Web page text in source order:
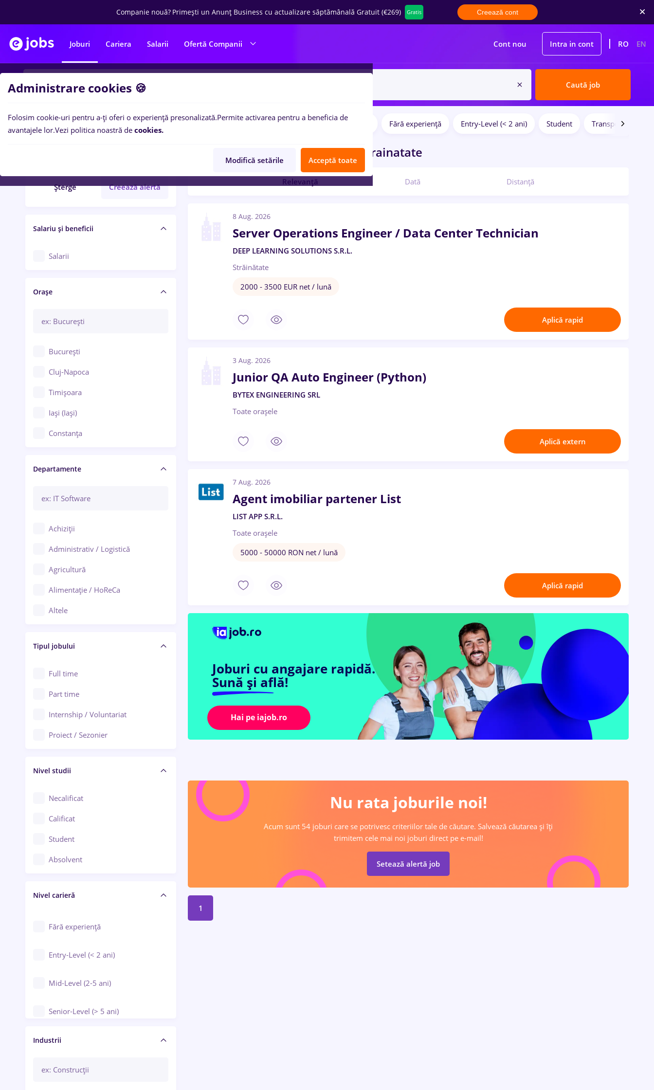
Companie nouă? Primești un Anunț Business cu actualizare săptămânală Gratuit (€269) Gratis Creează cont
Joburi Cariera Salarii Ofertă Companii Cont nou Intra in cont RO EN
Caută job
Filtre
Șterge Creează alertă
Salariu și beneficii
Salarii
Orașe
București
Cluj-Napoca
Timișoara
Iași (Iași)
Constanța
Brașov
Bacău
Galați (Galați)
Ploiești
Arad
Baia Mare
Bârlad
Bistrița (Bistrița-Năsăud)
Departamente
Achiziții
Administrativ / Logistică
Agricultură
Alimentație / HoReCa
Altele
Asigurări
Au pair / Babysitter / Curățenie
Audit / Consultanță
Auto / Echipamente
Automatizări
Cercetare - dezvoltare
Chimie / Biochimie
Confecții / Design vestimentar
Construcții / Instalații
Controlul calității
Educație / Training / Arte
Tipul jobului
Full time
Part time
Internship / Voluntariat
Proiect / Sezonier
Nivel studii
Necalificat
Calificat
Student
Absolvent
Nivel carieră
Fără experiență
Entry-Level (< 2 ani)
Mid-Level (2-5 ani)
Senior-Level (> 5 ani)
Manager / Executiv
Industrii
Fără experiență Entry-Level (< 2 ani) Student Transport /
power biinStrainatate
Relevanță Dată Distanță
8 Aug. 2026
Server Operations Engineer / Data Center Technician
DEEP LEARNING SOLUTIONS S.R.L.
Străinătate
2000 - 3500 EUR net / lună
Aplică rapid
3 Aug. 2026
Junior QA Auto Engineer (Python)
BYTEX ENGINEERING SRL
Toate oraşele
Aplică extern
7 Aug. 2026
Agent imobiliar partener List
LIST APP S.R.L.
Toate oraşele
5000 - 50000 RON net / lună
Aplică rapid
Joburi cu angajare rapidă.
Sună și află!
Hai pe iajob.ro
Nu rata joburile noi!
Acum sunt 54 joburi care se potrivesc criteriilor tale de căutare. Salvează căutarea și îți
trimitem cele mai noi joburi direct pe e-mail!
Setează alertă job
1
Administrare cookies 🍪
Folosim cookie-uri pentru a-ți oferi o experiență presonalizată.Permite activarea pentru a beneficia de
avantajele lor.Vezi politica noastră de cookies.
Modifică setările Acceptă toate